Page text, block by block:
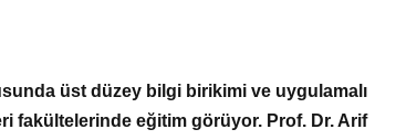
üst düzey bilgi birikimi ve uygulamalı
fakültelerinde eğitim görüyor. Prof. Dr. Arif